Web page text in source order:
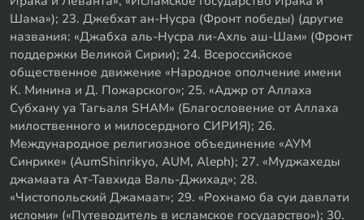
Шама»); 23. Джебхат ан-Нусра (Фронт победы) (другие
названия: «Джабха аль-Нусра ли-Ахль аш-Шам» (Фронт
поддержки Великой Сирии); 24. Всероссийское
общественное движение «Народное ополчение имени
К. Минина и Д. Пожарского»; 25. «Аджр от Аллаха
Субхану уа Тагьаля SHAM» (Благословение от Аллаха
милоственного и милосердного СИРИЯ); 26.
Международное религиозное объединение «АУМ
Синрике» (AumShinrikyo, AUM, Aleph); 27. «Муджахеды
джамаата Ат-Тавхида Валь-Джихад»; 28.
«Чистопольский Джамаат»; 29. «Рохнамо ба суи давлати
исломи» («Путеводитель в исламское государство»); 30.